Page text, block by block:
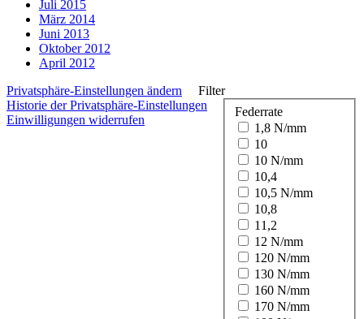
Juli 2015
März 2014
Juni 2013
Oktober 2012
April 2012
Privatsphäre-Einstellungen ändern
Historie der Privatsphäre-Einstellungen
Einwilligungen widerrufen
Filter
Federrate
1,8 N/mm
10
10 N/mm
10,4
10,5 N/mm
10,8
11,2
12 N/mm
120 N/mm
130 N/mm
160 N/mm
170 N/mm